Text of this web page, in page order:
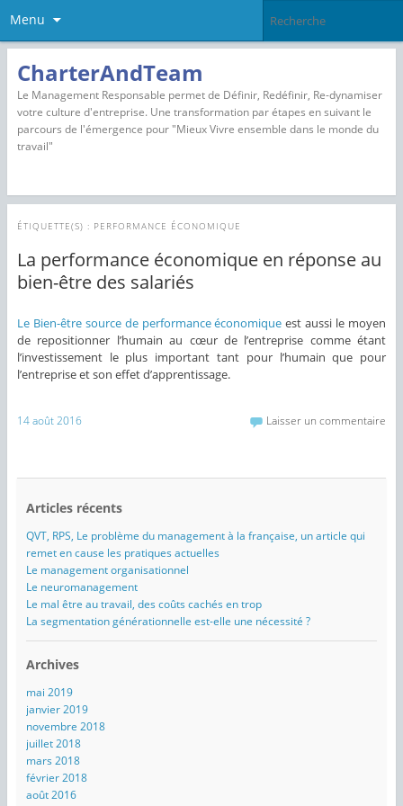
Menu
CharterAndTeam
Le Management Responsable permet de Définir, Redéfinir, Re-dynamiser
votre culture d'entreprise. Une transformation par étapes en suivant le
parcours de l'émergence pour "Mieux Vivre ensemble dans le monde du
travail"
ÉTIQUETTE(S) : PERFORMANCE ÉCONOMIQUE
La performance économique en réponse au
bien-être des salariés
Le Bien-être source de performance économique est aussi le moyen
de repositionner l’humain au cœur de l’entreprise comme étant
l’investissement le plus important tant pour l’humain que pour
l’entreprise et son effet d’apprentissage.
14 août 2016 Laisser un commentaire
Articles récents
QVT, RPS, Le problème du management à la française, un article qui
remet en cause les pratiques actuelles
Le management organisationnel
Le neuromanagement
Le mal être au travail, des coûts cachés en trop
La segmentation générationnelle est-elle une nécessité ?
Archives
mai 2019
janvier 2019
novembre 2018
juillet 2018
mars 2018
février 2018
août 2016